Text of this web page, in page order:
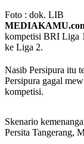
Foto : dok. LIB
kompetisi BRI Liga
ke Liga 2.
Nasib Persipura itu
Persipura gagal
kompetisi.
Skenario
Persita Tangerang,